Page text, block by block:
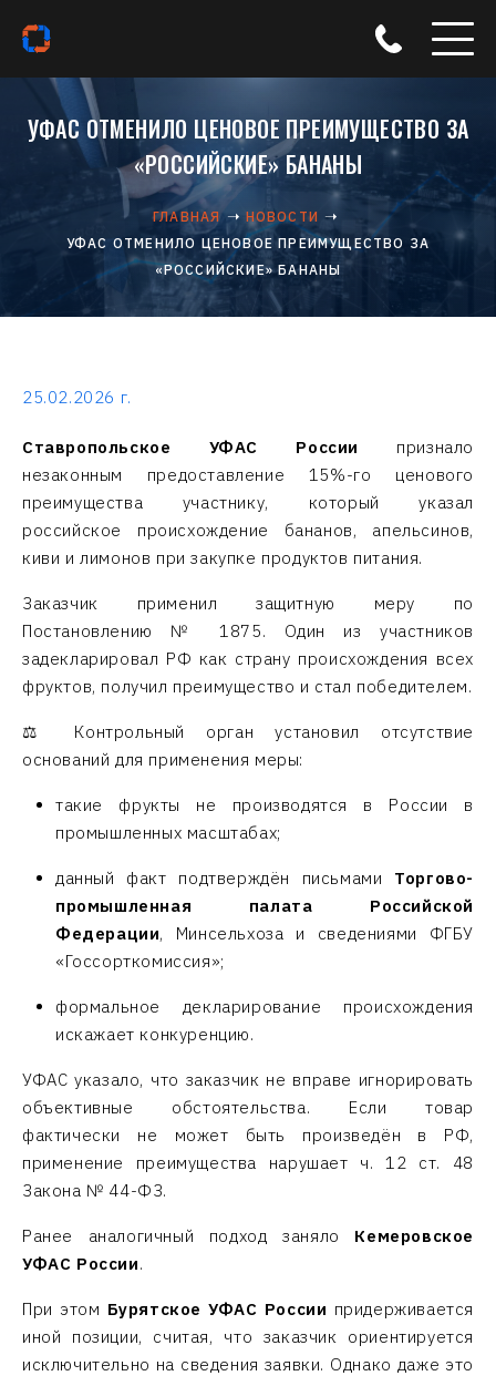
УФАС ОТМЕНИЛО ЦЕНОВОЕ ПРЕИМУЩЕСТВО ЗА
«РОССИЙСКИЕ» БАНАНЫ
ГЛАВНАЯ
НОВОСТИ
УФАС ОТМЕНИЛО ЦЕНОВОЕ ПРЕИМУЩЕСТВО ЗА
«РОССИЙСКИЕ» БАНАНЫ
25.02.2026 г.
Ставропольское УФАС России
признало
незаконным предоставление 15%-го ценового
преимущества участнику, который указал
российское происхождение бананов, апельсинов,
киви и лимонов при закупке продуктов питания.
Заказчик применил защитную меру по
Постановлению № 1875. Один из участников
задекларировал РФ как страну происхождения всех
фруктов, получил преимущество и стал победителем.
⚖️ Контрольный орган установил отсутствие
оснований для применения меры:
такие фрукты не производятся в России в
промышленных масштабах;
данный факт подтверждён письмами Торгово-
промышленная палата Российской
Федерации, Минсельхоза и сведениями ФГБУ
«Госсорткомиссия»;
формальное декларирование происхождения
искажает конкуренцию.
УФАС указало, что заказчик не вправе игнорировать
объективные обстоятельства. Если товар
фактически не может быть произведён в РФ,
применение преимущества нарушает ч. 12 ст. 48
Закона № 44-ФЗ.
Ранее аналогичный подход заняло Кемеровское
УФАС России.
При этом Бурятское УФАС России придерживается
иной позиции, считая, что заказчик ориентируется
исключительно на сведения заявки. Однако даже это